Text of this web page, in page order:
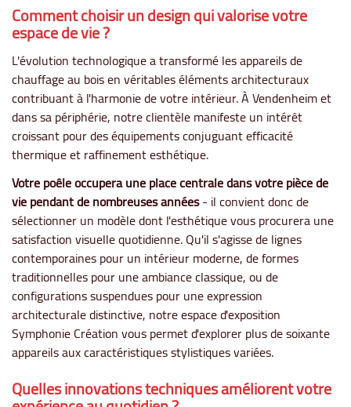
Comment choisir un design qui valorise votre
espace de vie ?
L'évolution technologique a transformé les appareils de
chauffage au bois en véritables éléments architecturaux
contribuant à l'harmonie de votre intérieur. À Vendenheim et
dans sa périphérie, notre clientèle manifeste un intérêt
croissant pour des équipements conjuguant efficacité
thermique et raffinement esthétique.
Votre poêle occupera une place centrale dans votre pièce de
vie pendant de nombreuses années- il convient donc de
sélectionner un modèle dont l'esthétique vous procurera une
satisfaction visuelle quotidienne. Qu'il s'agisse de lignes
contemporaines pour un intérieur moderne, de formes
traditionnelles pour une ambiance classique, ou de
configurations suspendues pour une expression
architecturale distinctive, notre espace d'exposition
Symphonie Création vous permet d'explorer plus de soixante
appareils aux caractéristiques stylistiques variées.
Quelles innovations techniques améliorent votre